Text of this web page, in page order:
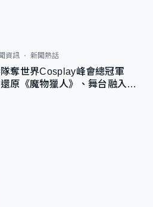
資訊 新聞熱話
奪世界Cosplay峰會總冠軍
原《魔物獵人》、舞台融入獅